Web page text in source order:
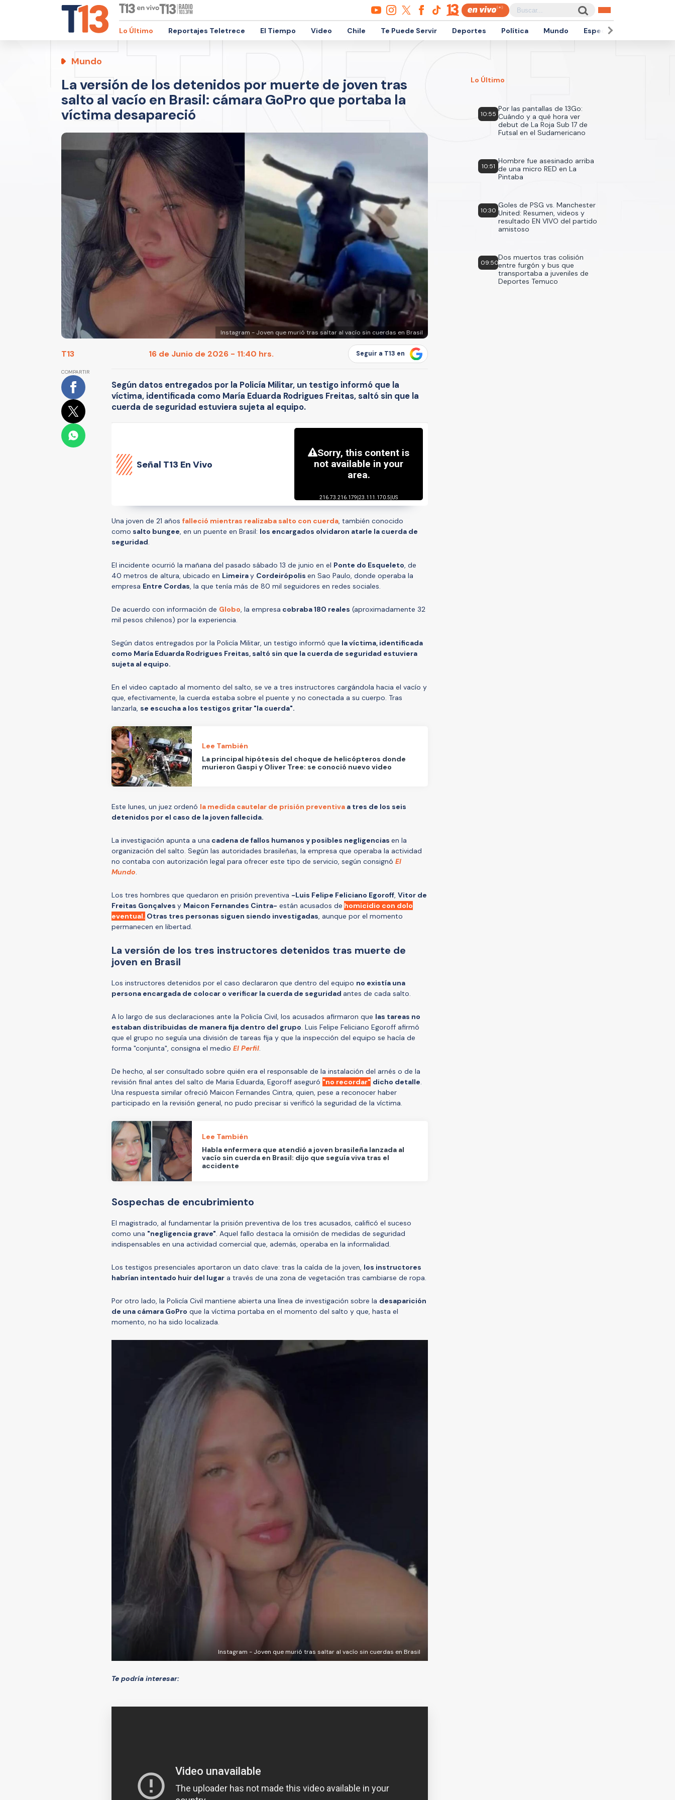
Lo Último Reportajes Teletrece El Tiempo Video Chile Te Puede Servir Deportes Política Mundo Espectáculos
Mundo
La versión de los detenidos por muerte de joven tras
salto al vacío en Brasil: cámara GoPro que portaba la
víctima desapareció
Instagram - Joven que murió tras saltar al vacío sin cuerdas en Brasil
T13 16 de Junio de 2026 - 11:40 hrs. Seguir a T13 en
COMPARTIR
Según datos entregados por la Policía Militar, un testigo informó que la
víctima, identificada como María Eduarda Rodrigues Freitas, saltó sin que la
cuerda de seguridad estuviera sujeta al equipo.
Señal T13 En Vivo
Una joven de 21 años falleció mientras realizaba salto con cuerda, también conocido
como salto bungee, en un puente en Brasil: los encargados olvidaron atarle la cuerda de
seguridad.
El incidente ocurrió la mañana del pasado sábado 13 de junio en el Ponte do Esqueleto, de
40 metros de altura, ubicado en Limeiray Cordeirópolis en Sao Paulo, donde operaba la
empresa Entre Cordas, la que tenía más de 80 mil seguidores en redes sociales.
De acuerdo con información de Globo, la empresa cobraba 180 reales (aproximadamente 32
mil pesos chilenos) por la experiencia.
Según datos entregados por la Policía Militar, un testigo informó que la víctima, identificada
como María Eduarda Rodrigues Freitas, saltó sin que la cuerda de seguridad estuviera
sujeta al equipo.
En el video captado al momento del salto, se ve a tres instructores cargándola hacia el vacío y
que, efectivamente, la cuerda estaba sobre el puente y no conectada a su cuerpo. Tras
lanzarla, se escucha a los testigos gritar "la cuerda".
Lee También
La principal hipótesis del choque de helicópteros donde
murieron Gaspi y Oliver Tree: se conoció nuevo video
Este lunes, un juez ordenó la medida cautelar de prisión preventiva a tres de los seis
detenidos por el caso de la joven fallecida.
La investigación apunta a una cadena de fallos humanos y posibles negligencias en la
organización del salto. Según las autoridades brasileñas, la empresa que operaba la actividad
no contaba con autorización legal para ofrecer este tipo de servicio, según consignó El
Mundo.
Los tres hombres que quedaron en prisión preventiva -Luis Felipe Feliciano Egoroff, Vitor de
Freitas Gonçalves y Maicon Fernandes Cintra- están acusados de homicidio con dolo
eventual. Otras tres personas siguen siendo investigadas, aunque por el momento
permanecen en libertad.
La versión de los tres instructores detenidos tras muerte de
joven en Brasil
Los instructores detenidos por el caso declararon que dentro del equipo no existía una
persona encargada de colocar o verificar la cuerda de seguridad antes de cada salto.
A lo largo de sus declaraciones ante la Policía Civil, los acusados afirmaron que las tareas no
estaban distribuidas de manera fija dentro del grupo. Luis Felipe Feliciano Egoroff afirmó
que el grupo no seguía una división de tareas fija y que la inspección del equipo se hacía de
forma "conjunta", consigna el medio El Perfil.
De hecho, al ser consultado sobre quién era el responsable de la instalación del arnés o de la
revisión final antes del salto de Maria Eduarda, Egoroff aseguró "no recordar" dicho detalle.
Una respuesta similar ofreció Maicon Fernandes Cintra, quien, pese a reconocer haber
participado en la revisión general, no pudo precisar si verificó la seguridad de la víctima.
Lee También
Habla enfermera que atendió a joven brasileña lanzada al
vacío sin cuerda en Brasil: dijo que seguía viva tras el
accidente
Sospechas de encubrimiento
El magistrado, al fundamentar la prisión preventiva de los tres acusados, calificó el suceso
como una "negligencia grave". Aquel fallo destaca la omisión de medidas de seguridad
indispensables en una actividad comercial que, además, operaba en la informalidad.
Los testigos presenciales aportaron un dato clave: tras la caída de la joven, los instructores
habrían intentado huir del lugar a través de una zona de vegetación tras cambiarse de ropa.
Por otro lado, la Policía Civil mantiene abierta una línea de investigación sobre la desaparición
de una cámara GoPro que la víctima portaba en el momento del salto y que, hasta el
momento, no ha sido localizada.
Instagram - Joven que murió tras saltar al vacío sin cuerdas en Brasil
Te podría interesar:
Lo Último
10:55
Por las pantallas de 13Go:
Cuándo y a qué hora ver
debut de La Roja Sub 17 de
Futsal en el Sudamericano
10:51
Hombre fue asesinado arriba
de una micro RED en La
Pintaba
10:30
Goles de PSG vs. Manchester
United: Resumen, videos y
resultado EN VIVO del partido
amistoso
09:50
Dos muertos tras colisión
entre furgón y bus que
transportaba a juveniles de
Deportes Temuco